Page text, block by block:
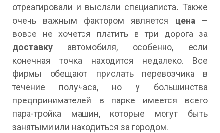
отреагировали и выслали специалиста. Также
очень важным фактором является цена –
вовсе не хочется платить в три дорога за
доставку автомобиля, особенно, если
конечная точка находится недалеко. Все
фирмы обещают прислать перевозчика в
течение получаса, но у большинства
предпринимателей в парке имеется всего
пара-тройка машин, которые могут быть
занятыми или находиться за городом.